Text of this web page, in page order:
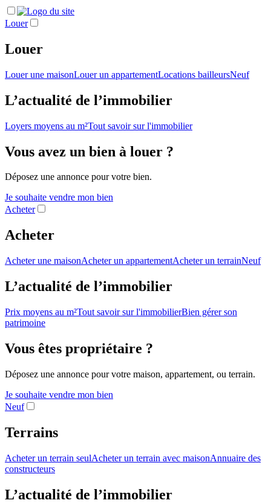
Louer
Louer
Louer une maisonLouer un appartementLocations bailleursNeuf
L’actualité de l’immobilier
Loyers moyens au m²Tout savoir sur l'immobilier
Vous avez un bien à louer ?
Déposez une annonce pour votre bien.
Je souhaite vendre mon bien
Acheter
Acheter
Acheter une maisonAcheter un appartementAcheter un terrainNeuf
L’actualité de l’immobilier
Prix moyens au m²Tout savoir sur l'immobilierBien gérer son
patrimoine
Vous êtes propriétaire ?
Déposez une annonce pour votre maison, appartement, ou terrain.
Je souhaite vendre mon bien
Neuf
Terrains
Acheter un terrain seulAcheter un terrain avec maisonAnnuaire des
constructeurs
L’actualité de l’immobilier